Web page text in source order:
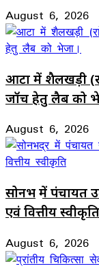
August 6, 2026
आटा में शैलखड़ी
जॉच हेतु लैब को
August 6, 2026
सोनभद्र में पंचायत
एवं वित्तीय स्वीकृति
August 6, 2026